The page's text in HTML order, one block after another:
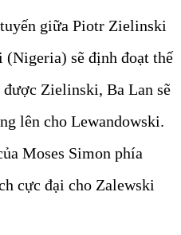
giữa Piotr Zielinski
sẽ định đoạt thế
Zielinski, Ba Lan sẽ
lên cho Lewandowski.
Moses Simon phía
cực đại cho Zalewski